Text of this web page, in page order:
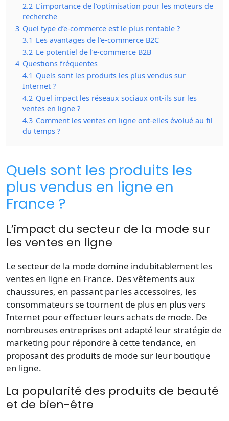
2.2 L’importance de l’optimisation pour les moteurs de
recherche
3 Quel type d’e-commerce est le plus rentable ?
3.1 Les avantages de l’e-commerce B2C
3.2 Le potentiel de l’e-commerce B2B
4 Questions fréquentes
4.1 Quels sont les produits les plus vendus sur
Internet ?
4.2 Quel impact les réseaux sociaux ont-ils sur les
ventes en ligne ?
4.3 Comment les ventes en ligne ont-elles évolué au fil
du temps ?
Quels sont les produits les
plus vendus en ligne en
France ?
L’impact du secteur de la mode sur
les ventes en ligne
Le secteur de la mode domine indubitablement les
ventes en ligne en France. Des vêtements aux
chaussures, en passant par les accessoires, les
consommateurs se tournent de plus en plus vers
Internet pour effectuer leurs achats de mode. De
nombreuses entreprises ont adapté leur stratégie de
marketing pour répondre à cette tendance, en
proposant des produits de mode sur leur boutique
en ligne.
La popularité des produits de beauté
et de bien-être